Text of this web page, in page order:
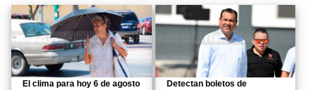
El clima para hoy 6 de agosto
Detectan boletos de